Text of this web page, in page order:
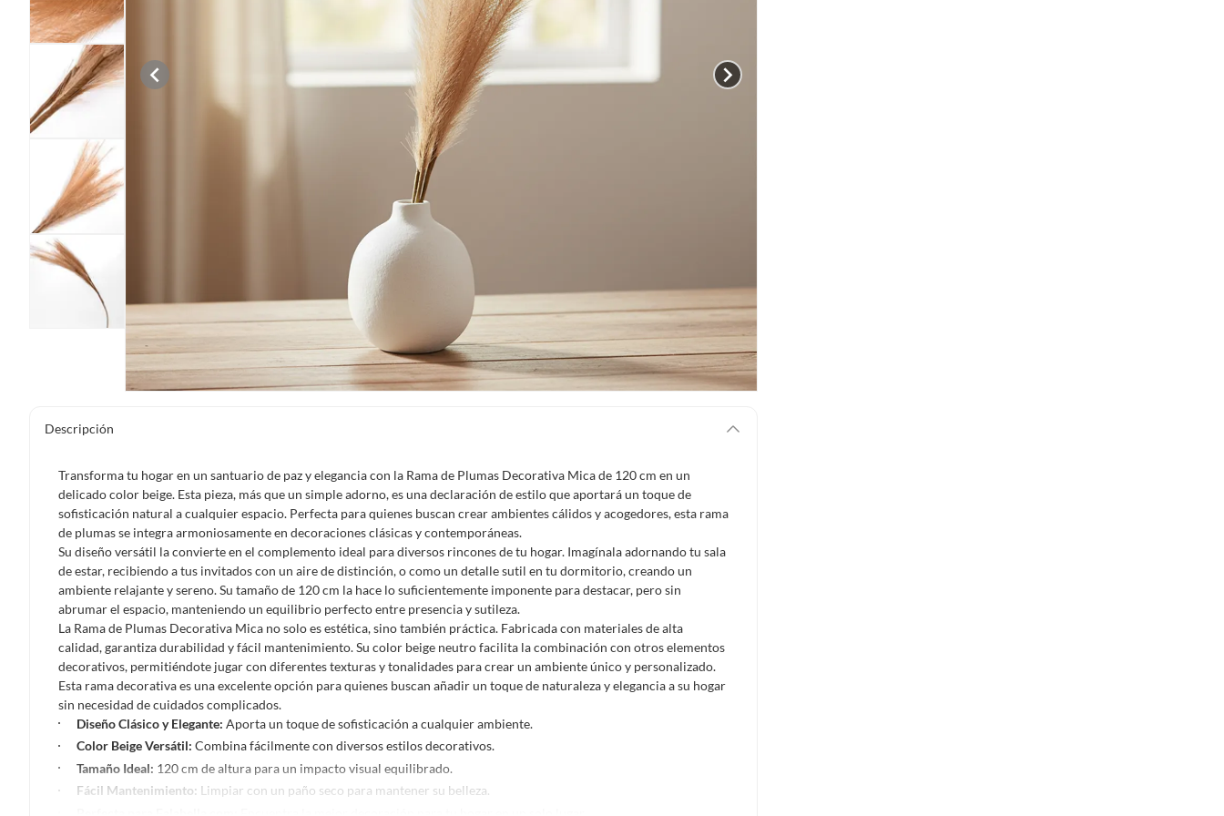
Descripción
Transforma tu hogar en un santuario de paz y elegancia con la Rama de Plumas Decorativa Mica de 120 cm en un
delicado color beige. Esta pieza, más que un simple adorno, es una declaración de estilo que aportará un toque de
sofisticación natural a cualquier espacio. Perfecta para quienes buscan crear ambientes cálidos y acogedores, esta rama
de plumas se integra armoniosamente en decoraciones clásicas y contemporáneas.
Su diseño versátil la convierte en el complemento ideal para diversos rincones de tu hogar. Imagínala adornando tu sala
de estar, recibiendo a tus invitados con un aire de distinción, o como un detalle sutil en tu dormitorio, creando un
ambiente relajante y sereno. Su tamaño de 120 cm la hace lo suficientemente imponente para destacar, pero sin
abrumar el espacio, manteniendo un equilibrio perfecto entre presencia y sutileza.
La Rama de Plumas Decorativa Mica no solo es estética, sino también práctica. Fabricada con materiales de alta
calidad, garantiza durabilidad y fácil mantenimiento. Su color beige neutro facilita la combinación con otros elementos
decorativos, permitiéndote jugar con diferentes texturas y tonalidades para crear un ambiente único y personalizado.
Esta rama decorativa es una excelente opción para quienes buscan añadir un toque de naturaleza y elegancia a su hogar
sin necesidad de cuidados complicados.
Diseño Clásico y Elegante: Aporta un toque de sofisticación a cualquier ambiente.
Color Beige Versátil: Combina fácilmente con diversos estilos decorativos.
Tamaño Ideal: 120 cm de altura para un impacto visual equilibrado.
Fácil Mantenimiento: Limpiar con un paño seco para mantener su belleza.